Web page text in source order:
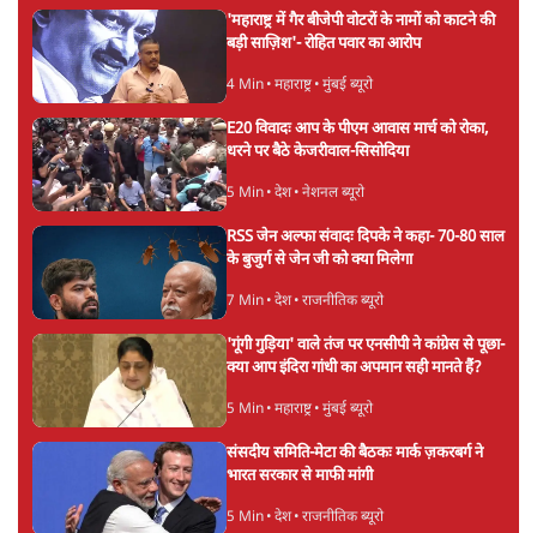
'महाराष्ट्र में गैर बीजेपी वोटरों के नामों को काटने की
बड़ी साज़िश'- रोहित पवार का आरोप
4 Min• महाराष्ट्र• मुंबई ब्यूरो
E20 विवादः आप के पीएम आवास मार्च को रोका,
धरने पर बैठे केजरीवाल-सिसोदिया
5 Min• देश• नेशनल ब्यूरो
RSS जेन अल्फा संवादः दिपके ने कहा- 70-80 साल
के बुजुर्ग से जेन जी को क्या मिलेगा
7 Min• देश• राजनीतिक ब्यूरो
'गूंगी गुड़िया' वाले तंज पर एनसीपी ने कांग्रेस से पूछा-
क्या आप इंदिरा गांधी का अपमान सही मानते हैं?
5 Min• महाराष्ट्र• मुंबई ब्यूरो
संसदीय समिति-मेटा की बैठकः मार्क ज़करबर्ग ने
भारत सरकार से माफी मांगी
5 Min• देश• राजनीतिक ब्यूरो